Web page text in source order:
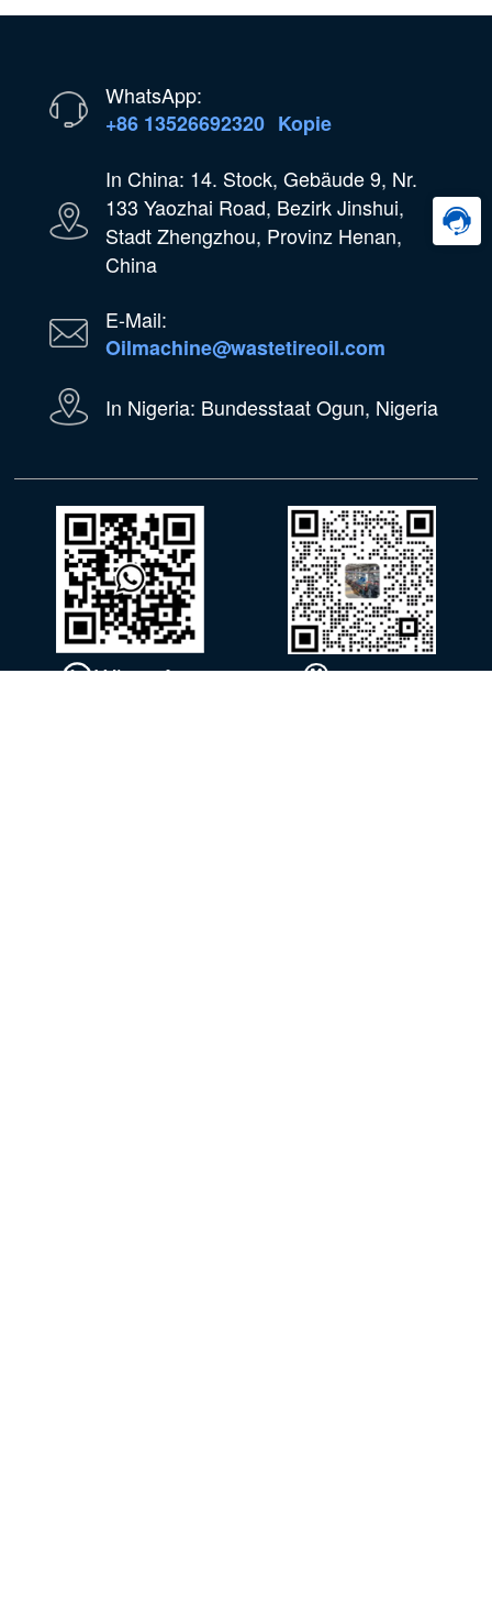
WhatsApp:
+86 13526692320 Kopie
In China: 14. Stock, Gebäude 9, Nr.
133 Yaozhai Road, Bezirk Jinshui,
Stadt Zhengzhou, Provinz Henan,
China
E-Mail:
Oilmachine@wastetireoil.com
In Nigeria: Bundesstaat Ogun, Nigeria
WhatsApp WeChat